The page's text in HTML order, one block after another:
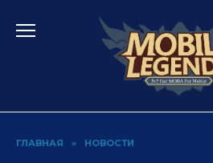
ГЛАВНАЯ » НОВОСТИ